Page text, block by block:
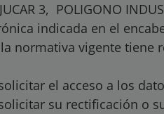
3, POLIGONO
indicada en el
normativa vigente tiene
el acceso a los
su rectificación o